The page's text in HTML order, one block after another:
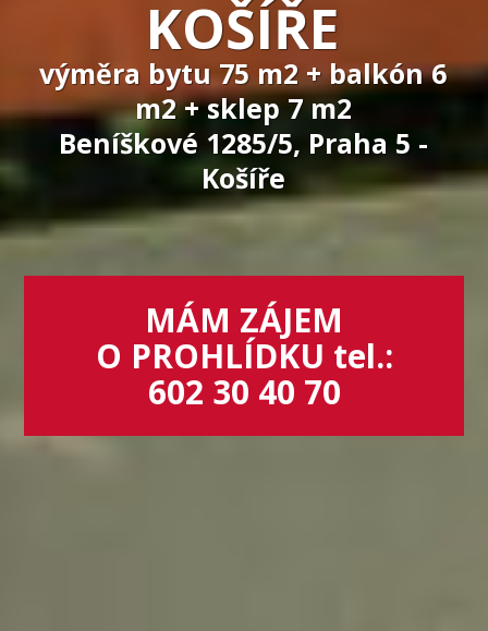
KOŠÍŘE
výměra bytu 75 m2 + balkón 6
m2 + sklep 7 m2
Beníškové 1285/5, Praha 5 -
Košíře
MÁM ZÁJEM
O PROHLÍDKU tel.:
602 30 40 70